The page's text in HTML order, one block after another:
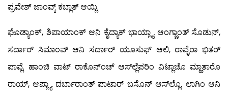
ಪ್ರವೇಶ್ ಜಾಂವ್ಕ್ ಕಬ್ಲಾತ್ ಆಯ್ಲಿ.
ಘೊಡ್ಯಾಂಕ್, ಶಿಪಾಯಾಂಕ್ ಆನಿ ಕೈದ್ಯಾಕ್ ಭಾಯ್ಲ್ಯಾ ಆಂಗ್ಣಾಂತ್ ಸೊಡುನ್,
ಸರ್ದಾರ್ ಸಿಮಾಂವ್ ಆನಿ ಸರ್ದಾರ್ ಯೂಸುಫ್ ಆಲಿ, ರಾವ್ಳೆರಾ ಭಿತರ್
ಪಾವ್ಲೆ. ಹಾಂಚಿ ವಾಟ್ ರಾಕೊನ್‍ಂಚ್ ಆಸ್‍ಲ್ಲೆಪರಿಂ ವಿಟ್ಲಾಚೊ ಮ್ಹಾತಾರೊ
ರಾಯ್, ಆಪ್ಲ್ಯಾ ದರ್ಬಾರಾಂತ್ ಪಾಟಾರ್ ಬಸೊನ್ ಆಸ್‍ಲ್ಲೊ. ಲಾಗಿಂ ಆನಿ